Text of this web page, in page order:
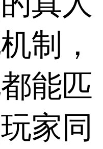
制，
能匹
家同